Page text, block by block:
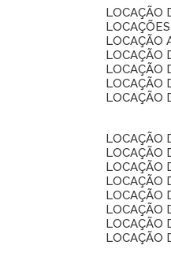
LOCAÇÃO